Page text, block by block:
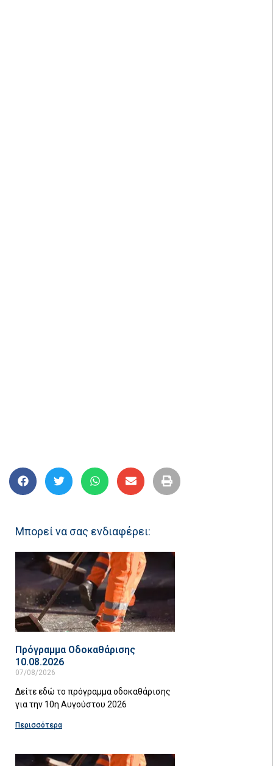
Μπορεί να σας ενδιαφέρει:
Πρόγραμμα Οδοκαθάρισης
10.08.2026
07/08/2026
Δείτε εδώ το πρόγραμμα οδοκαθάρισης
για την 10η Αυγούστου 2026
Περισσότερα